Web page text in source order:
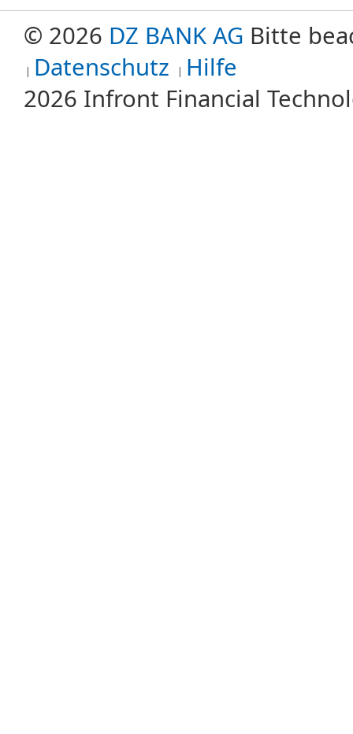
© 2026 DZ BANK AG Bitte
Datenschutz Hilfe
2026 Infront Financial